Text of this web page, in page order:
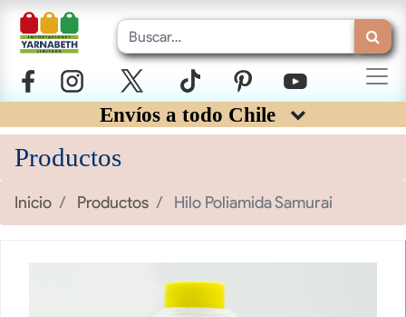
Envíos a todo Chile
Productos
Inicio Productos Hilo Poliamida Samurai